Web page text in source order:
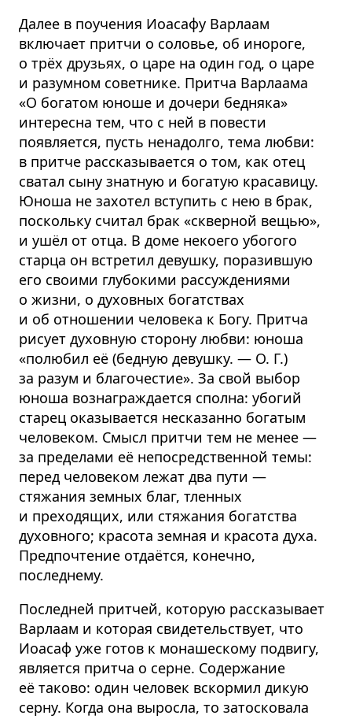
Далее в поучения Иоасафу Варлаам
включает притчи о соловье, об инороге,
о трёх друзьях, о царе на один год, о царе
и разумном советнике. Притча Варлаама
«О богатом юноше и дочери бедняка»
интересна тем, что с ней в повести
появляется, пусть ненадолго, тема любви:
в притче рассказывается о том, как отец
сватал сыну знатную и богатую красавицу.
Юноша не захотел вступить с нею в брак,
поскольку считал брак «скверной вещью»,
и ушёл от отца. В доме некоего убогого
старца он встретил девушку, поразившую
его своими глубокими рассуждениями
о жизни, о духовных богатствах
и об отношении человека к Богу. Притча
рисует духовную сторону любви: юноша
«полюбил её (бедную девушку. — О. Г.)
за разум и благочестие». За свой выбор
юноша вознаграждается сполна: убогий
старец оказывается несказанно богатым
человеком. Смысл притчи тем не менее —
за пределами её непосредственной темы:
перед человеком лежат два пути —
стяжания земных благ, тленных
и преходящих, или стяжания богатства
духовного; красота земная и красота духа.
Предпочтение отдаётся, конечно,
последнему.
Последней притчей, которую рассказывает
Варлаам и которая свидетельствует, что
Иоасаф уже готов к монашескому подвигу,
является притча о серне. Содержание
её таково: один человек вскормил дикую
серну. Когда она выросла, то затосковала